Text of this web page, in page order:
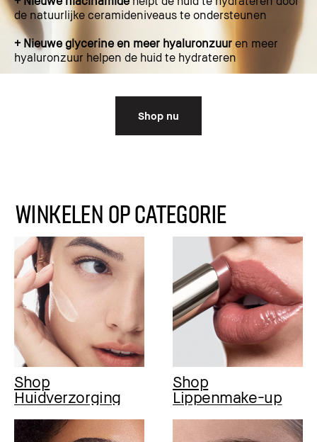
de natuurlijke ceramideniveaus te ondersteunen
+ Nieuwe glycerine en meer hyaluronzuur en meer
hyaluronzuur helpen de huid te hydrateren
Shop nu
WINKELEN OP CATEGORIE
Shop
Huidverzorging
Shop
Lippenmake-up